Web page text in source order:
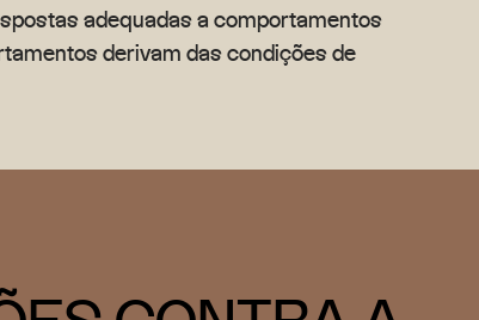
adequadas a comportamentos
derivam das condições de